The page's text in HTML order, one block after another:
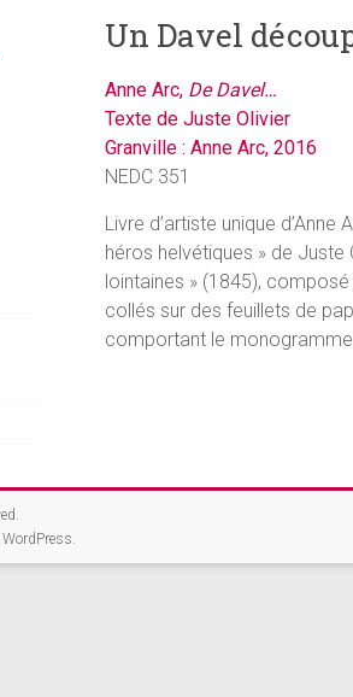
Un Davel
Anne Arc, De Davel…
Texte de Juste Olivier
Granville : Anne Arc, 2016
NEDC 351
Livre d’artiste unique
héros helvétiques » de Juste
lointaines » (1845),
collés sur des feuillets de
comportant le monogramme
WordPress.